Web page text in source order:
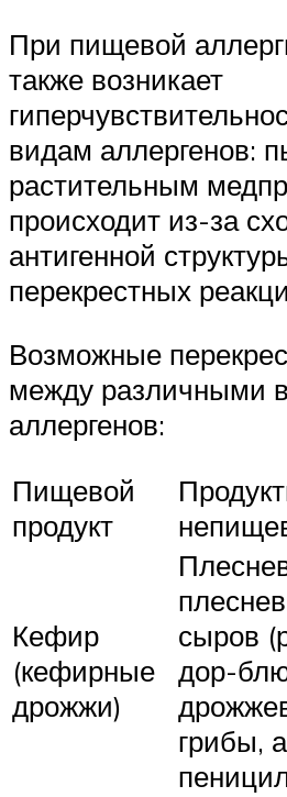
При пищевой
также возникает
видам аллергенов:
растительным
происходит из-за
антигенной
перекрестных
Возможные
между различными
аллергенов:
Пищевой
продукт
Кефир
(кефирные
дрожжи)
сыров
дор-
грибы,